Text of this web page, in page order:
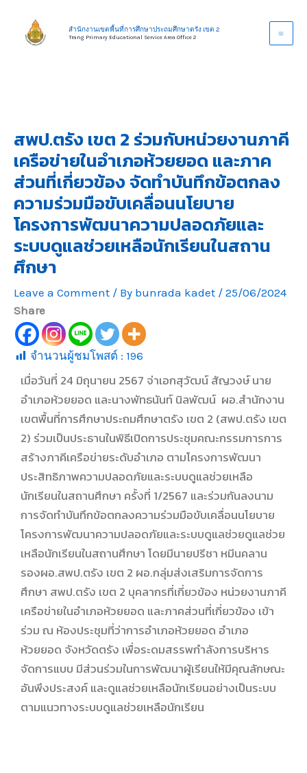
content
สำนักงานเขตพื้นที่การศึกษาประถมศึกษาตรัง เขต 2
Trang Primary Educational Service Area Office 2
สพป.ตรัง เขต 2 ร่วมกับหน่วยงานภาคี
เครือข่ายในอำเภอห้วยยอด และภาค
ส่วนที่เกี่ยวข้อง จัดทำบันทึกข้อตกลง
ความร่วมมือขับเคลื่อนนโยบาย
โครงการพัฒนาความปลอดภัยและ
ระบบดูแลช่วยเหลือนักเรียนในสถาน
ศึกษา
Leave a Comment / By bunrada kadet / 25/06/2024
Share
จำนวนผู้ชมโพสต์ : 196
เมื่อวันที่ 24 มิถุนายน 2567 จ่าเอกสุวัฒน์ สัญวงษ์ นาย
อำเภอห้วยยอด และนางพัทธนันท์ นิลพัฒน์ ผอ.สำนักงาน
เขตพื้นที่การศึกษาประถมศึกษาตรัง เขต 2 (สพป.ตรัง เขต
2) ร่วมเป็นประธานในพิธีเปิดการประชุมคณะกรรมการการ
สร้างภาคีเครือข่ายระดับอำเภอ ตามโครงการพัฒนา
ประสิทธิภาพความปลอดภัยและระบบดูแลช่วยเหลือ
นักเรียนในสถานศึกษา ครั้งที่ 1/2567 และร่วมกันลงนาม
การจัดทำบันทึกข้อตกลงความร่วมมือขับเคลื่อนนโยบาย
โครงการพัฒนาความปลอดภัยและระบบดูแลช่วยดูแลช่วย
เหลือนักเรียนในสถานศึกษา โดยมีนายปรีชา หมีนคลาน
รองผอ.สพป.ตรัง เขต 2 ผอ.กลุ่มส่งเสริมการจัดการ
ศึกษา สพป.ตรัง เขต 2 บุคลากรที่เกี่ยวข้อง หน่วยงานภาคี
เครือข่ายในอำเภอห้วยยอด และภาคส่วนที่เกี่ยวข้อง เข้า
ร่วม ณ ห้องประชุมที่ว่าการอำเภอห้วยยอด อำเภอ
ห้วยยอด จังหวัดตรัง เพื่อระดมสรรพกำลังการบริหาร
จัดการแบบ มีส่วนร่วมในการพัฒนาผู้เรียนให้มีคุณลักษณะ
อันพึงประสงค์ และดูแลช่วยเหลือนักเรียนอย่างเป็นระบบ
ตามแนวทางระบบดูแลช่วยเหลือนักเรียน